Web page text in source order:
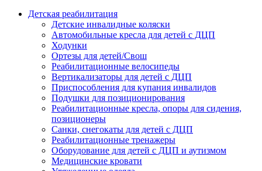
Детская реабилитация
Детские инвалидные коляски
Автомобильные кресла для детей с ДЦП
Ходунки
Ортезы для детей/Свош
Реабилитационные велосипеды
Вертикализаторы для детей с ДЦП
Приспособления для купания инвалидов
Подушки для позиционирования
Реабилитационные кресла, опоры для сидения,
позиционеры
Санки, снегокаты для детей с ДЦП
Реабилитационные тренажеры
Оборудование для детей с ДЦП и аутизмом
Медицинские кровати